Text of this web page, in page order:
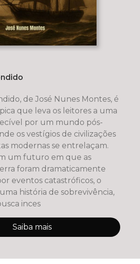
de José Nunes Montes, é
que leva os leitores a uma
por um mundo pós-
os vestígios de civilizações
modernas se entrelaçam.
um futuro em que as
foram dramaticamente
eventos catastróficos, o
história de sobrevivência,
inces
Saiba mais